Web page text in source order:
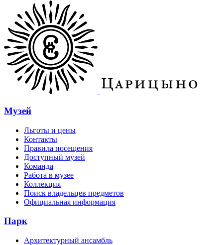
Музей
Льготы и цены
Контакты
Правила посещения
Доступный музей
Команда
Работа в музее
Коллекция
Поиск владельцев предметов
Официальная информация
Парк
Архитектурный ансамбль